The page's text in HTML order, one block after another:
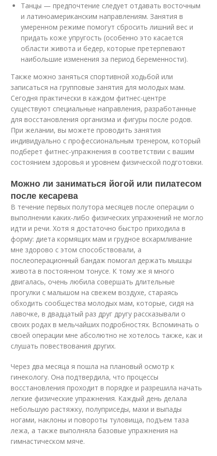
Танцы — предпочтение следует отдавать восточным
и латиноамериканским направлениям. Занятия в
умеренном режиме помогут сбросить лишний вес и
придать коже упругость (особенно это касается
области живота и бедер, которые претерпевают
наибольшие изменения за период беременности).
Также можно заняться спортивной ходьбой или
записаться на групповые занятия для молодых мам.
Сегодня практически в каждом фитнес-центре
существуют специальные направления, разработанные
для восстановления организма и фигуры после родов.
При желании, вы можете проводить занятия
индивидуально с профессиональным тренером, который
подберет фитнес-упражнения в соответствии с вашим
состоянием здоровья и уровнем физической подготовки.
Можно ли заниматься йогой или пилатесом
после кесарева
В течение первых полутора месяцев после операции о
выполнении каких-либо физических упражнений не могло
идти и речи. Хотя я достаточно быстро приходила в
форму: диета кормящих мам и грудное вскармливание
мне здорово с этом способствовали, а
послеоперационный бандаж помогал держать мышцы
живота в постоянном тонусе. К тому же я много
двигалась, очень любила совершать длительные
прогулки с малышом на свежем воздухе, стараясь
обходить сообщества молодых мам, которые, сидя на
лавочке, в двадцатый раз друг другу рассказывали о
своих родах в мельчайших подробностях. Вспоминать о
своей операции мне абсолютно не хотелось также, как и
слушать повествования других.
Через два месяца я пошла на плановый осмотр к
гинекологу. Она подтвердила, что процессы
восстановления проходит в порядке и разрешила начать
легкие физические упражнения. Каждый день делала
небольшую растяжку, полуприседы, махи и выпады
ногами, наклоны и повороты туловища, подъем таза
лежа, а также выполняла базовые упражнения на
гимнастическом мяче.